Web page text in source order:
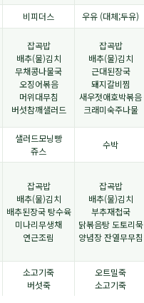
비피더스 우유 (대체;두유)
잡곡밥
배추(물)김치
무채콩나물국
오징어볶음
머위대무침
버섯참깨샐러드
잡곡밥
배추(물)김치
근대된장국
돼지갈비찜
새우젓애호박볶음
크래미숙주나물
샐러드모닝빵
쥬스
수박
잡곡밥
배추(물)김치
배추된장국 탕수육
미나리무생채
연근조림
잡곡밥
배추(물)김치
부추재첩국
닭볶음탕 도토리묵
양념장 잔열무무침
소고기죽
버섯죽
오트밀죽
소고기죽